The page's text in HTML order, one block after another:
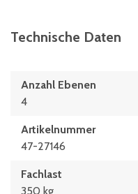
Technische Daten
Anzahl Ebenen
4
Artikelnummer
47-27146
Fachlast
350 kg